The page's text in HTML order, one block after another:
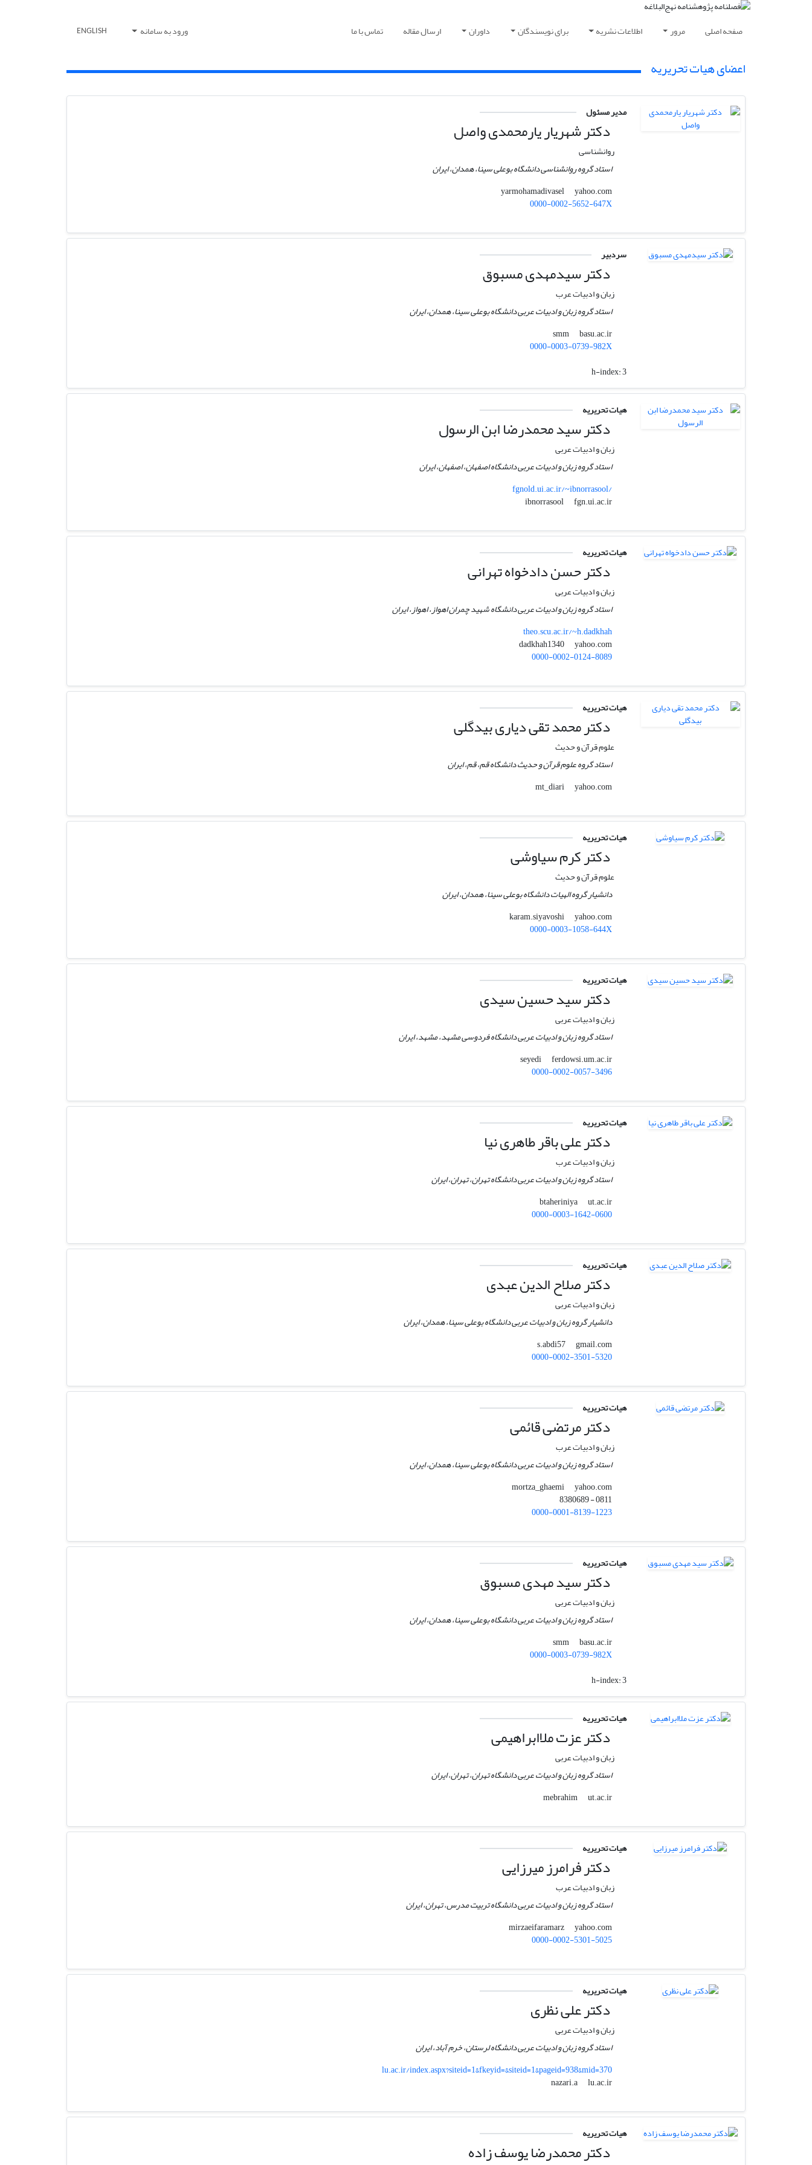
صفحه اصلی مرور اطلاعات نشریه برای نویسندگان داوران ارسال مقاله تماس با ما ورود به سامانه ENGLISH
اعضای هیات تحریریه
مدیر مسئول
دکتر شهریار یارمحمدی واصل
روانشناسی
استاد گروه روانشناسی دانشگاه بوعلی سینا، همدان، ایران
yahoo.com
0000-0002-5652-647X
سردبیر
دکتر سیدمهدی مسبوق
زبان و ادبیات عرب
استاد گروه زبان و ادبیات عربی دانشگاه بوعلی سینا، همدان، ایران
basu.ac.ir
0000-0003-0739-982X
h-index:3
هیات تحریریه
دکتر سید محمدرضا ابن الرسول
زبان و ادبیات عربی
استاد گروه زبان و ادبیات عربی دانشگاه اصفهان، اصفهان، ایران
fgnold.ui.ac.ir/~ibnorrasool/
fgn.ui.ac.ir
هیات تحریریه
دکتر حسن دادخواه تهرانی
زبان و ادبیات عربی
استاد گروه زبان و ادبیات عربی دانشگاه شهید چمران اهواز، اهواز، ایران
theo.scu.ac.ir/~h.dadkhah
yahoo.com
0000-0002-0124-8089
هیات تحریریه
دکتر محمد تقی دیاری بیدگلی
علوم قرآن و حدیث
استاد گروه علوم قرآن و حدیث دانشگاه قم، قم، ایران
yahoo.com
هیات تحریریه
دکتر کرم سیاوشی
علوم قرآن و حدیث
دانشیار گروه الهیات دانشگاه بوعلی سینا، همدان، ایران
yahoo.com
0000-0003-1058-644X
هیات تحریریه
دکتر سید حسین سیدی
زبان و ادبیات عربی
استاد گروه زبان و ادبیات عربی دانشگاه فردوسی مشهد، مشهد، ایران
ferdowsi.um.ac.ir
0000-0002-0057-3496
هیات تحریریه
دکتر علی باقر طاهری نیا
زبان و ادبیات عرب
استاد گروه زبان و ادبیات عربی دانشگاه تهران، تهران، ایران
ut.ac.ir
0000-0003-1642-0600
هیات تحریریه
دکتر صلاح الدین عبدی
زبان و ادبیات عربی
دانشیار گروه زبان و ادبیات عربی دانشگاه بوعلی سینا، همدان، ایران
gmail.com
0000-0002-3501-5320
هیات تحریریه
دکتر مرتضی قائمی
زبان و ادبیات عرب
استاد گروه زبان و ادبیات عربی دانشگاه بوعلی سینا، همدان، ایران
yahoo.com
0000-0001-8139-1223
هیات تحریریه
دکتر سید مهدی مسبوق
زبان و ادبیات عربی
استاد گروه زبان و ادبیات عربی دانشگاه بوعلی سینا، همدان، ایران
basu.ac.ir
0000-0003-0739-982X
h-index:3
هیات تحریریه
دکتر عزت ملاابراهیمی
زبان و ادبیات عربی
استاد گروه زبان و ادبیات عربی دانشگاه تهران، تهران، ایران
ut.ac.ir
هیات تحریریه
دکتر فرامرز میرزایی
زبان و ادبیات عرب
استاد گروه زبان و ادبیات عربی دانشگاه تربیت مدرس، تهران، ایران
yahoo.com
0000-0002-5301-5025
هیات تحریریه
دکتر علی نظری
زبان و ادبیات عربی
استاد گروه زبان و ادبیات عربی دانشگاه لرستان، خرم آباد، ایران
lu.ac.ir/index.aspx?siteid=1&fkeyid=&siteid=1&pageid=938&mid=370
lu.ac.ir
هیات تحریریه
دکتر محمدرضا یوسف زاده